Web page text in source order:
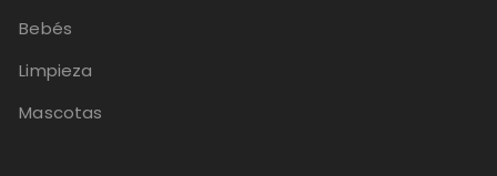
Bebés
Limpieza
Mascotas